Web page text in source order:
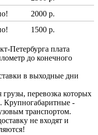
2000 р.
1500 р.
Петербурга плата
до конечного
в выходные дни
перевозка которых
Крупногабаритные -
транспортом.
не входят и